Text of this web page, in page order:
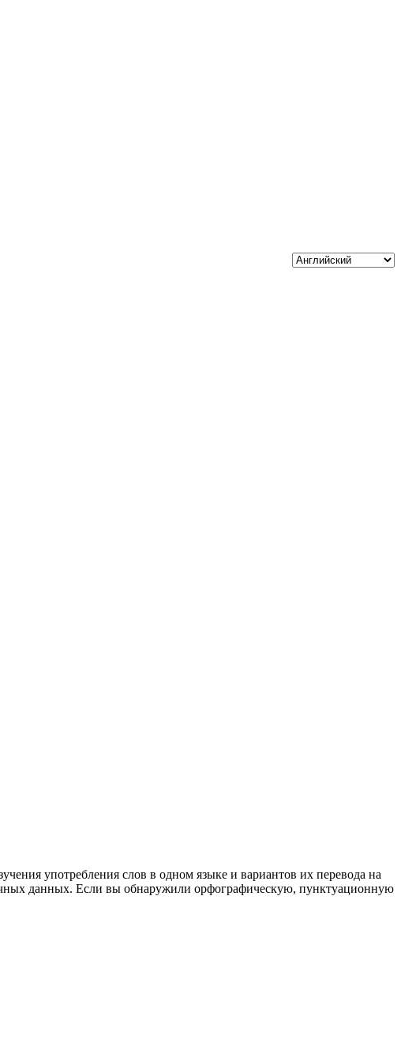
употребления слов в одном языке и вариантов их перевода на
данных. Если вы обнаружили орфографическую, пунктуационную